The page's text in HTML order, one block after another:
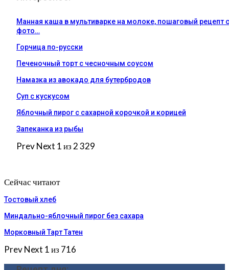
Манная каша в мультиварке на молоке, пошаговый рецепт с
фото…
Горчица по-русски
Печеночный торт с чесночным соусом
Намазка из авокадо для бутербродов
Суп с кускусом
Яблочный пирог с сахарной корочкой и корицей
Запеканка из рыбы
PrevNext 1 из 2 329
Сейчас читают
Тостовый хлеб
Миндально-яблочный пирог без сахара
Морковный Тарт Татен
PrevNext 1 из 716